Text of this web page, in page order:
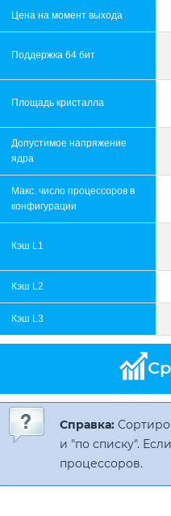
Цена на момент выхода
Поддержка 64 бит
Площадь кристалла
Допустимое напряжение
ядра
Макс. число процессоров в
конфигурации
Кэш L1
Кэш L2
Кэш L3
Справка:
и "по списку".
процессоров.